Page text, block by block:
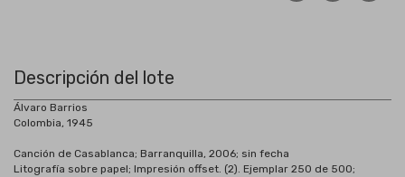
Descripción del lote
Álvaro Barrios
Colombia, 1945
Canción de Casablanca; Barranquilla, 2006; sin fecha
Litografía sobre papel; Impresión offset. (2). Ejemplar 250 de 500;